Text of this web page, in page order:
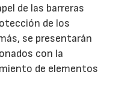
de las barreras
de los
se presentarán
con la
de elementos